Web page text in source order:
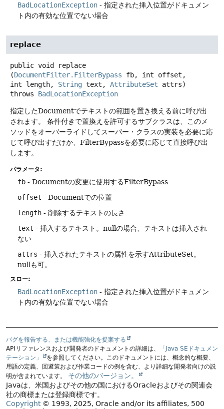
BadLocationException - 指定された挿入位置がドキュメン
ト内の有効な位置でない場合
replace
public void
replace
(DocumentFilter.FilterBypass fb, int offset,
int length, String text, AttributeSet attrs)
throws BadLocationException
指定したDocumentでテキストの範囲を置き換える前に呼び出
されます。
条件付きで置換えを許可するサブクラスは、このメ
ソッドをオーバーライドしてスーパー・クラスの実装を必要に応
じて呼び出すだけか、FilterBypassを必要に応じて直接呼び出
します。
パラメータ:
fb - Documentの変更に使用するFilterBypass
offset - Documentでの位置
length - 削除するテキストの長さ
text - 挿入するテキスト。nullの場合、テキストは挿入され
ない
attrs - 挿入されたテキストの属性を示すAttributeSet。
nullも可。
スロー:
BadLocationException - 指定された挿入位置がドキュメン
ト内の有効な位置でない場合
バグを報告する、または機能強化を提案する
APIリファレンスおよび開発者のドキュメントの詳細は、
「Java SEドキュメン
テーション」
を参照してください。このドキュメントには、概念的な概要、
用語の定義、回避策および作業コードの例を含む、より詳細な開発者向けの説
明が含まれています。
その他のバージョン。
Javaは、米国およびその他の国におけるOracleおよびその関連会
社の商標または登録商標です。
Copyright© 1993, 2025, Oracle and/or its affiliates, 500